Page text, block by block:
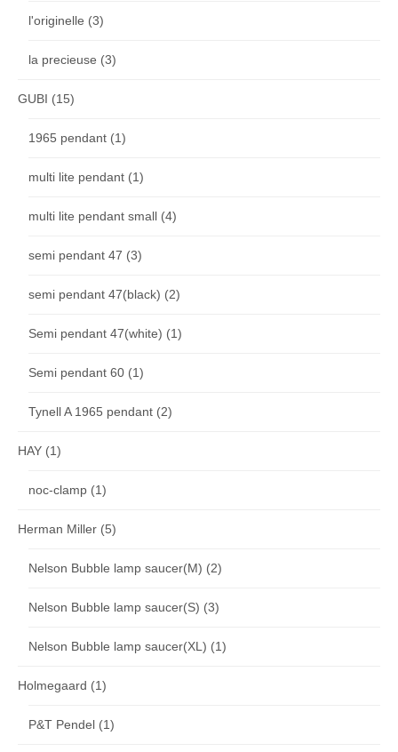
l'originelle (3)
la precieuse (3)
GUBI (15)
1965 pendant (1)
multi lite pendant (1)
multi lite pendant small (4)
semi pendant 47 (3)
semi pendant 47(black) (2)
Semi pendant 47(white) (1)
Semi pendant 60 (1)
Tynell A 1965 pendant (2)
HAY (1)
noc-clamp (1)
Herman Miller (5)
Nelson Bubble lamp saucer(M) (2)
Nelson Bubble lamp saucer(S) (3)
Nelson Bubble lamp saucer(XL) (1)
Holmegaard (1)
P&T Pendel (1)